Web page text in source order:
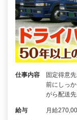
仕事内容
固定得意
前にしっ
がら配送
給与 月給